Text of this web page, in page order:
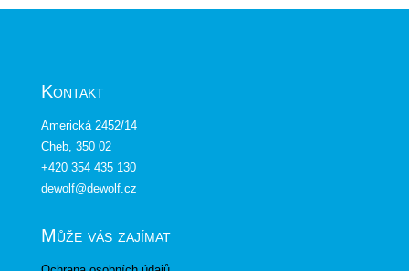
Kontakt
Americká 2452/14
Cheb, 350 02
+420 354 435 130
dewolf@dewolf.cz
Může vás zajímat